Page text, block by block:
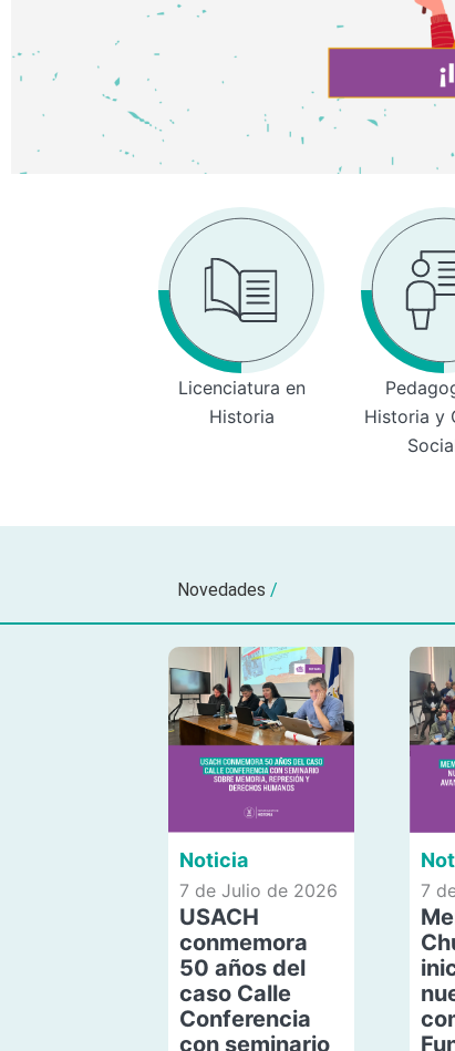
Licenciatura en
Historia
Historia y
Novedades /
Noticia
7 de Julio de 2026
USACH
conmemora
50 años del
caso Calle
Conferencia
con seminario
7